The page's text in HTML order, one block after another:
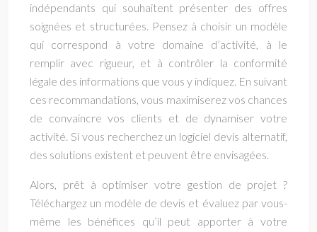
indépendants qui souhaitent présenter des offres
soignées et structurées. Pensez à choisir un modèle
qui correspond à votre domaine d’activité, à le
remplir avec rigueur, et à contrôler la conformité
légale des informations que vous y indiquez. En suivant
ces recommandations, vous maximiserez vos chances
de convaincre vos clients et de dynamiser votre
activité. Si vous recherchez un logiciel devis alternatif,
des solutions existent et peuvent être envisagées.
Alors, prêt à optimiser votre gestion de projet ?
Téléchargez un modèle de devis et évaluez par vous-
même les bénéfices qu’il peut apporter à votre